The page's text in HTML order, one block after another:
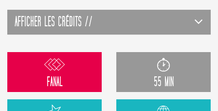
AFFICHER LES CRÉDITS //
FANAL 55 MIN